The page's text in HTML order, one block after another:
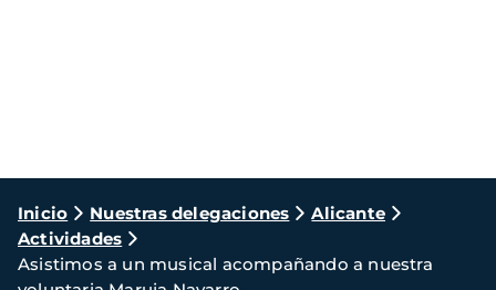
Ruta
de
navegación
Inicio Nuestras delegaciones
Alicante
Actividades
Asistimos a un musical acompañando a nuestra